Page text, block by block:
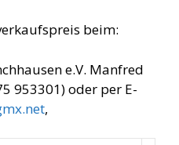
beim:
e.V. Manfred
953301) oder per E-
,